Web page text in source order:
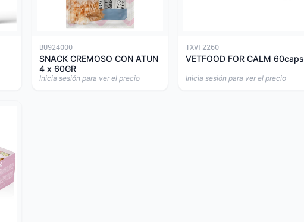
BU924000
SNACK CREMOSO CON ATUN
4 x 60GR
Inicia sesión para ver el precio
TXVF2260
VETFOOD FOR CALM 60caps
Inicia sesión para ver el precio